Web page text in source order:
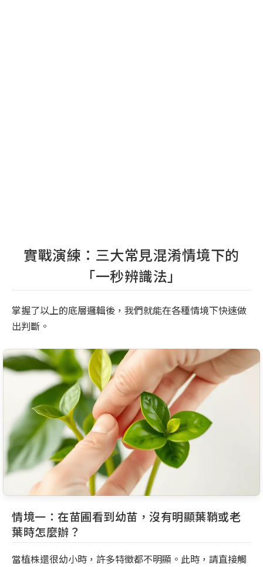
實戰演練：三大常見混淆情境下的
「一秒辨識法」
掌握了以上的底層邏輯後，我們就能在各種情境下快速做
出判斷。
情境一：在苗圃看到幼苗，沒有明顯葉鞘或老
葉時怎麼辦？
當植株還很幼小時，許多特徵都不明顯。此時，請直接觸